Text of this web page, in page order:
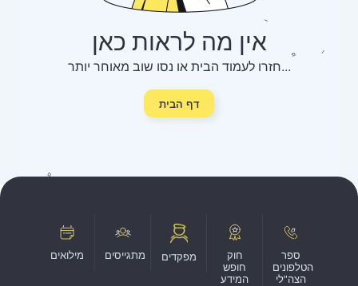
אין מה לראות כאן
חזרו לעמוד הבית או נסו שוב מאוחר יותר...
דף הבית
מילואים מתגייסים מפקדים
חוק
חופש
המידע
ספר
הטלפונים
הצה"לי